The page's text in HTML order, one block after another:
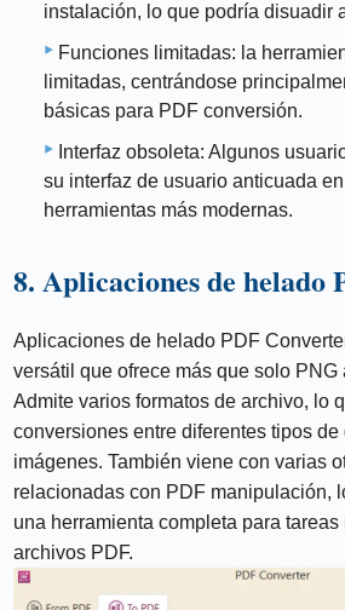
instalación, lo que podría disuadir
Funciones limitadas: la
limitadas, centrándose
básicas para PDF conversión.
Interfaz obsoleta: Algunos
su interfaz de usuario anticuada
herramientas más modernas.
8. Aplicaciones de helado
Aplicaciones de helado PDF
versátil que ofrece más que solo PNG
Admite varios formatos de archivo, lo
conversiones entre diferentes tipos de
imágenes. También viene con varias
relacionadas con PDF manipulación,
una herramienta completa para
archivos PDF.